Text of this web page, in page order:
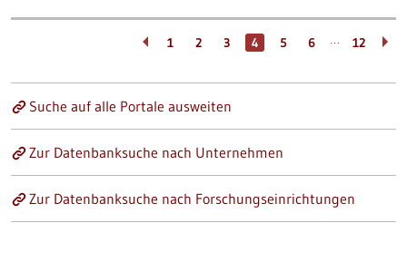
1 2 3 4 5 6 … 12
Suche auf alle Portale ausweiten
Zur Datenbanksuche nach Unternehmen
Zur Datenbanksuche nach Forschungseinrichtungen